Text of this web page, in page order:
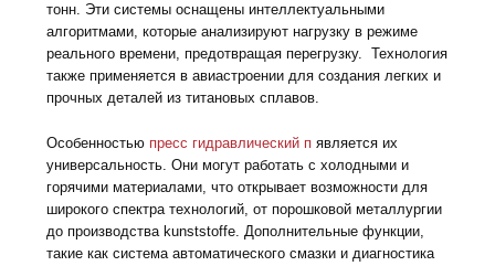
тонн. Эти системы оснащены интеллектуальными
алгоритмами, которые анализируют нагрузку в режиме
реального времени, предотвращая перегрузку. Технология
также применяется в авиастроении для создания легких и
прочных деталей из титановых сплавов.
Особенностью пресс гидравлический п является их
универсальность. Они могут работать с холодными и
горячими материалами, что открывает возможности для
широкого спектра технологий, от порошковой металлургии
до производства kunststoffe. Дополнительные функции,
такие как система автоматического смазки и диагностика